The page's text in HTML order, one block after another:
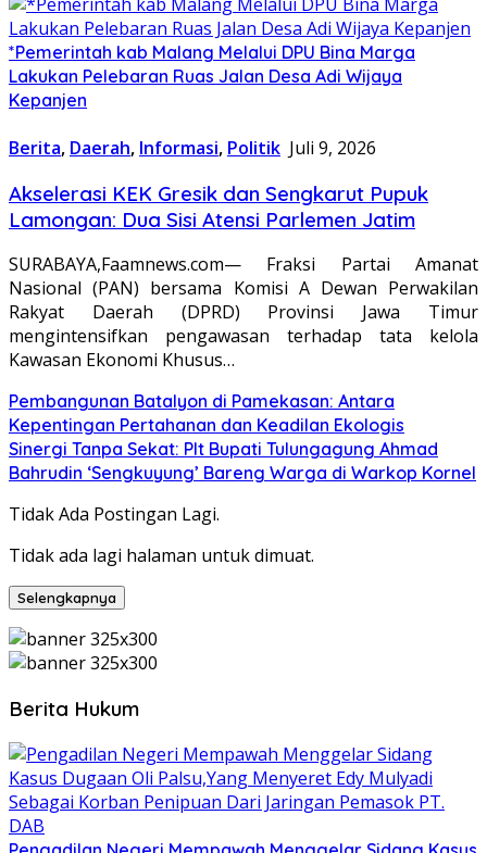
*Pemerintah kab Malang Melalui DPU Bina Marga
Lakukan Pelebaran Ruas Jalan Desa Adi Wijaya
Kepanjen
Berita, Daerah, Informasi, Politik Juli 9, 2026
Akselerasi KEK Gresik dan Sengkarut Pupuk
Lamongan: Dua Sisi Atensi Parlemen Jatim
SURABAYA,Faamnews.com— Fraksi Partai Amanat
Nasional (PAN) bersama Komisi A Dewan Perwakilan
Rakyat Daerah (DPRD) Provinsi Jawa Timur
mengintensifkan pengawasan terhadap tata kelola
Kawasan Ekonomi Khusus…
Pembangunan Batalyon di Pamekasan: Antara
Kepentingan Pertahanan dan Keadilan Ekologis
Sinergi Tanpa Sekat: Plt Bupati Tulungagung Ahmad
Bahrudin ‘Sengkuyung’ Bareng Warga di Warkop Kornel
Tidak Ada Postingan Lagi.
Tidak ada lagi halaman untuk dimuat.
Selengkapnya
Berita Hukum